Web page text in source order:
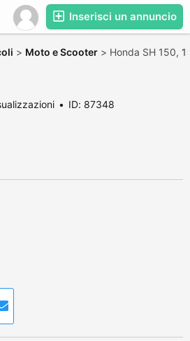
Inserisci un annuncio
> Moto e Scooter > Honda SH 150,
ID: 87348